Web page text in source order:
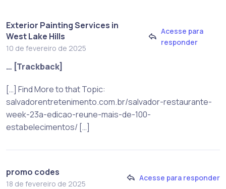
Exterior Painting Services in
West Lake Hills
10 de fevereiro de 2025
Acesse para
responder
… [Trackback]
[…] Find More to that Topic:
salvadorentretenimento.com.br/salvador-restaurante-
week-23a-edicao-reune-mais-de-100-
estabelecimentos/ […]
promo codes
18 de fevereiro de 2025
Acesse para responder